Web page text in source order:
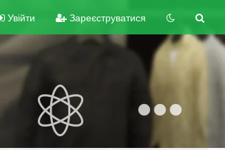
Увійти Зареєструватися